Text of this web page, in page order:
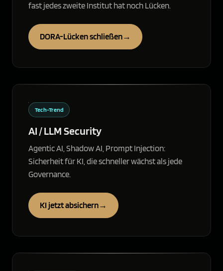
fast jedes zweite Institut hat noch Lücken.
DORA-Lücken schließen→
Tech-Trend
AI / LLM Security
Agentic AI, Shadow AI, Prompt Injection:
Sicherheit für KI, die schneller wächst als jede
Governance.
KI jetzt absichern→